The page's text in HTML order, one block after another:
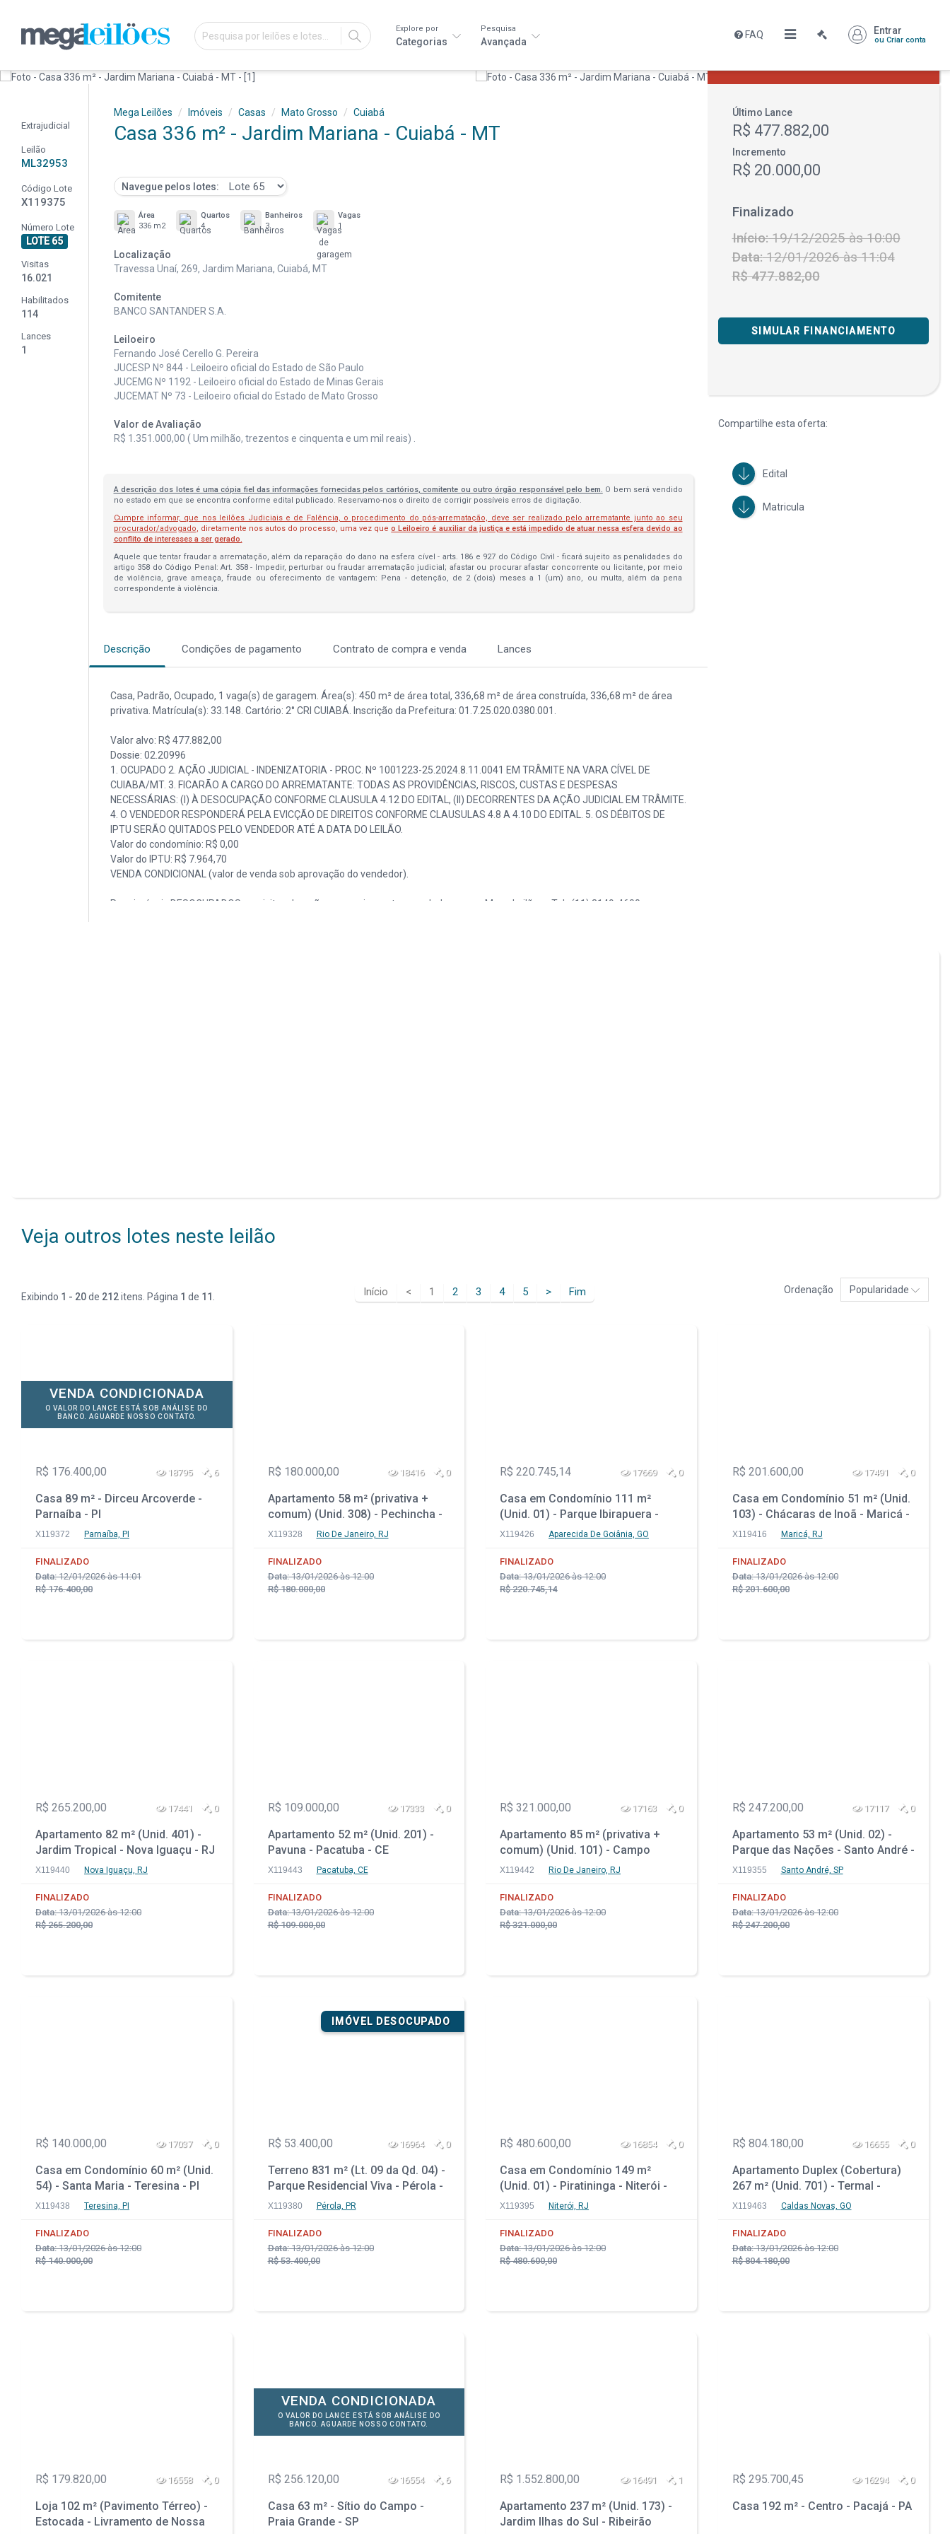
IR
Explore por
Categorias
Pesquisa
Avançada
FAQ Entrar
ou Criar conta
Leilão encerrado
Extrajudicial
Leilão
ML32953
Código Lote
X119375
Número Lote
LOTE 65
Visitas
16.021
Habilitados
114
Lances
1
Mega Leilões Imóveis Casas Mato Grosso Cuiabá
Casa 336 m² - Jardim Mariana - Cuiabá - MT
Navegue pelos lotes:
Área
336 m2
Quartos
4
Banheiros
3
Vagas
1
Localização
Travessa Unaí, 269, Jardim Mariana, Cuiabá, MT
Comitente
BANCO SANTANDER S.A.
Leiloeiro
Fernando José Cerello G. Pereira
JUCESP Nº 844 - Leiloeiro oficial do Estado de São Paulo
JUCEMG Nº 1192 - Leiloeiro oficial do Estado de Minas Gerais
JUCEMAT Nº 73 - Leiloeiro oficial do Estado de Mato Grosso
Valor de Avaliação
R$ 1.351.000,00 ( Um milhão, trezentos e cinquenta e um mil reais) .
A descrição dos lotes é uma cópia fiel das informações fornecidas pelos cartórios, comitente ou outro órgão responsável pelo bem. O bem será vendido
no estado em que se encontra conforme edital publicado. Reservamo-nos o direito de corrigir possíveis erros de digitação.
Cumpre informar, que nos leilões Judiciais e de Falência, o procedimento do pós-arrematação, deve ser realizado pelo arrematante junto ao seu
procurador/advogado, diretamente nos autos do processo, uma vez queo Leiloeiro é auxiliar da justiça e está impedido de atuar nessa esfera devido ao
conflito de interesses a ser gerado.
Aquele que tentar fraudar a arrematação, além da reparação do dano na esfera cível - arts. 186 e 927 do Código Civil - ficará sujeito as penalidades do
artigo 358 do Código Penal: Art. 358 - Impedir, perturbar ou fraudar arrematação judicial; afastar ou procurar afastar concorrente ou licitante, por meio
de violência, grave ameaça, fraude ou oferecimento de vantagem: Pena - detenção, de 2 (dois) meses a 1 (um) ano, ou multa, além da pena
correspondente à violência.
Descrição Condições de pagamento Contrato de compra e venda Lances
Casa, Padrão, Ocupado, 1 vaga(s) de garagem. Área(s): 450 m² de área total, 336,68 m² de área construída, 336,68 m² de área
privativa. Matrícula(s): 33.148. Cartório: 2° CRI CUIABÁ. Inscrição da Prefeitura: 01.7.25.020.0380.001.
Valor alvo: R$ 477.882,00
Dossie: 02.20996
1. OCUPADO 2. AÇÃO JUDICIAL - INDENIZATORIA - PROC. Nº 1001223-25.2024.8.11.0041 EM TRÂMITE NA VARA CÍVEL DE
CUIABA/MT. 3. FICARÃO A CARGO DO ARREMATANTE: TODAS AS PROVIDÊNCIAS, RISCOS, CUSTAS E DESPESAS
NECESSÁRIAS: (I) À DESOCUPAÇÃO CONFORME CLAUSULA 4.12 DO EDITAL, (II) DECORRENTES DA AÇÃO JUDICIAL EM TRÂMITE.
4. O VENDEDOR RESPONDERÁ PELA EVICÇÃO DE DIREITOS CONFORME CLAUSULAS 4.8 A 4.10 DO EDITAL. 5. OS DÉBITOS DE
IPTU SERÃO QUITADOS PELO VENDEDOR ATÉ A DATA DO LEILÃO.
Valor do condomínio: R$ 0,00
Valor do IPTU: R$ 7.964,70
VENDA CONDICIONAL (valor de venda sob aprovação do vendedor).
Para imóveis DESOCUPADOS, as visitas deverão ser previamente agendadas com a Mega Leilões - Tel.: (11) 3149-4600.
Último Lance
R$ 477.882,00
Incremento
R$ 20.000,00
Finalizado
Início:19/12/2025 às 10:00
Data:12/01/2026 às 11:04
R$ 477.882,00
SIMULAR FINANCIAMENTO
Compartilhe esta oferta:
Edital
Matricula
Veja outros lotes neste leilão
Exibindo 1 - 20de 212itens. Página 1 de 11 Início < 1 2 3 4 5 > Fim Ordenação Popularidade
VENDA CONDICIONADA
O VALOR DO LANCE ESTÁ SOB ANÁLISE DO
BANCO. AGUARDE NOSSO CONTATO.
R$ 176.400,00 18795 6
Casa 89 m² - Dirceu Arcoverde -
Parnaíba - PI
X119372 Parnaíba, PI
FINALIZADO
Data:12/01/2026 às 11:01
R$ 176.400,00
R$ 180.000,00 18416 0
Apartamento 58 m² (privativa +
comum) (Unid. 308) - Pechincha -
Rio de Janeiro - RJ
X119328 Rio De Janeiro, RJ
FINALIZADO
Data:13/01/2026 às 12:00
R$ 180.000,00
R$ 220.745,14 17669 0
Casa em Condomínio 111 m²
(Unid. 01) - Parque Ibirapuera -
Aparecida de Goiânia - GO
X119426 Aparecida De Goiânia, GO
FINALIZADO
Data:13/01/2026 às 12:00
R$ 220.745,14
R$ 201.600,00 17491 0
Casa em Condomínio 51 m² (Unid.
103) - Chácaras de Inoã - Maricá -
RJ
X119416 Maricá, RJ
FINALIZADO
Data:13/01/2026 às 12:00
R$ 201.600,00
R$ 265.200,00 17441 0
Apartamento 82 m² (Unid. 401) -
Jardim Tropical - Nova Iguaçu - RJ
X119440 Nova Iguaçu, RJ
FINALIZADO
Data:13/01/2026 às 12:00
R$ 265.200,00
R$ 109.000,00 17333 0
Apartamento 52 m² (Unid. 201) -
Pavuna - Pacatuba - CE
X119443 Pacatuba, CE
FINALIZADO
Data:13/01/2026 às 12:00
R$ 109.000,00
R$ 321.000,00 17163 0
Apartamento 85 m² (privativa +
comum) (Unid. 101) - Campo
Grande - Rio de Janeiro - RJ
X119442 Rio De Janeiro, RJ
FINALIZADO
Data:13/01/2026 às 12:00
R$ 321.000,00
R$ 247.200,00 17117 0
Apartamento 53 m² (Unid. 02) -
Parque das Nações - Santo André -
SP
X119355 Santo André, SP
FINALIZADO
Data:13/01/2026 às 12:00
R$ 247.200,00
R$ 140.000,00 17037 0
Casa em Condomínio 60 m² (Unid.
54) - Santa Maria - Teresina - PI
X119438 Teresina, PI
FINALIZADO
Data:13/01/2026 às 12:00
R$ 140.000,00
IMÓVEL DESOCUPADO
R$ 53.400,00 16964 0
Terreno 831 m² (Lt. 09 da Qd. 04) -
Parque Residencial Viva - Pérola -
PR
X119380 Pérola, PR
FINALIZADO
Data:13/01/2026 às 12:00
R$ 53.400,00
R$ 480.600,00 16854 0
Casa em Condomínio 149 m²
(Unid. 01) - Piratininga - Niterói -
RJ
X119395 Niterói, RJ
FINALIZADO
Data:13/01/2026 às 12:00
R$ 480.600,00
R$ 804.180,00 16655 0
Apartamento Duplex (Cobertura)
267 m² (Unid. 701) - Termal -
Caldas Novas - GO
X119463 Caldas Novas, GO
FINALIZADO
Data:13/01/2026 às 12:00
R$ 804.180,00
R$ 179.820,00 16558 0
Loja 102 m² (Pavimento Térreo) -
Estocada - Livramento de Nossa
VENDA CONDICIONADA
O VALOR DO LANCE ESTÁ SOB ANÁLISE DO
BANCO. AGUARDE NOSSO CONTATO.
R$ 256.120,00 16554 6
Casa 63 m² - Sítio do Campo -
Praia Grande - SP
R$ 1.552.800,00 16491 1
Apartamento 237 m² (Unid. 173) -
Jardim Ilhas do Sul - Ribeirão
R$ 295.700,45 16294 0
Casa 192 m² - Centro - Pacajá - PA